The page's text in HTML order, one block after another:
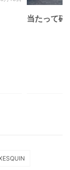
当たって砕